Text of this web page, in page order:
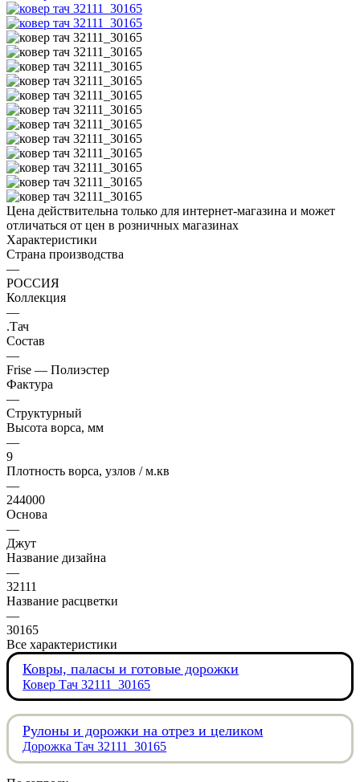
Цена действительна только для интернет-магазина и может
отличаться от цен в розничных магазинах
Характеристики
Страна производства
—
РОССИЯ
Коллекция
—
.Тач
Состав
—
Frise — Полиэстер
Фактура
—
Структурный
Высота ворса, мм
—
9
Плотность ворса, узлов / м.кв
—
244000
Основа
—
Джут
Название дизайна
—
32111
Название расцветки
—
30165
Все характеристики
Ковры, паласы и готовые дорожки
Ковер Тач 32111_30165
Рулоны и дорожки на отрез и целиком
Дорожка Тач 32111_30165